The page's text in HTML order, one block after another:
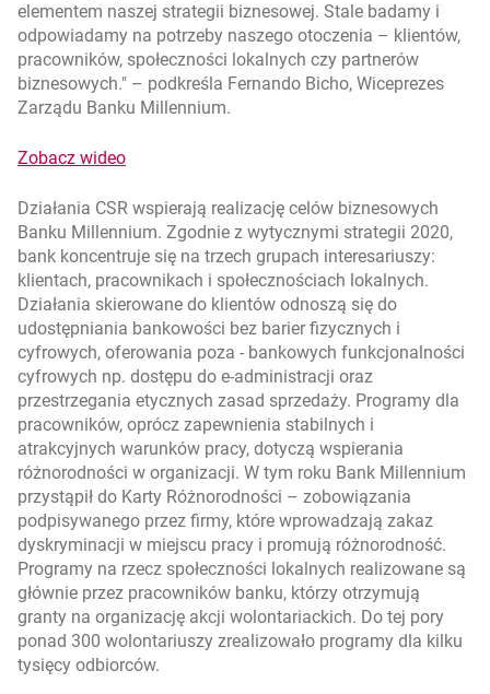
elementem naszej strategii biznesowej. Stale badamy i
odpowiadamy na potrzeby naszego otoczenia – klientów,
pracowników, społeczności lokalnych czy partnerów
biznesowych. – podkreśla Fernando Bicho, Wiceprezes
Zarządu Banku Millennium.
Zobacz wideootwiera się w nowej karcie
Działania CSR wspierają realizację celów biznesowych
Banku Millennium. Zgodnie z wytycznymi strategii 2020,
bank koncentruje się na trzech grupach interesariuszy:
klientach, pracownikach i społecznościach lokalnych.
Działania skierowane do klientów odnoszą się do
udostępniania bankowości bez barier fizycznych i
cyfrowych, oferowania poza - bankowych funkcjonalności
cyfrowych np. dostępu do e-administracji oraz
przestrzegania etycznych zasad sprzedaży. Programy dla
pracowników, oprócz zapewnienia stabilnych i
atrakcyjnych warunków pracy, dotyczą wspierania
różnorodności w organizacji. W tym roku Bank Millennium
przystąpił do Karty Różnorodności – zobowiązania
podpisywanego przez firmy, które wprowadzają zakaz
dyskryminacji w miejscu pracy i promują różnorodność.
Programy na rzecz społeczności lokalnych realizowane są
głównie przez pracowników banku, którzy otrzymują
granty na organizację akcji wolontariackich. Do tej pory
ponad 300 wolontariuszy zrealizowało programy dla kilku
tysięcy odbiorców.